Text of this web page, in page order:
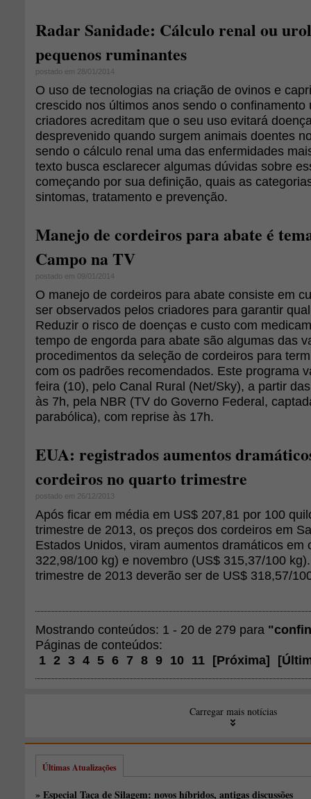
Radar Sanidade: Cálculo renal ou
pequenos ruminantes
postado em 28/01/2014
O uso de tecnologias na criação de ovinos e
crescido nos últimos anos sendo o confinamento
criadores acreditam que o seu uso evitará
desprevenido quando surgem animais doentes
sendo o cálculo renal uma das enfermidades
texto busca esclarecer algumas dúvidas sobre
começando por sua definição, quais as
sintomas, tratamento e prevenção.
Manejo de cordeiros para abate é
Campo na TV
postado em 09/01/2014
O manejo de cordeiros para abate consiste em
ser observados pelos criadores para garantir
Reduzir o risco de doenças e custo com
tempo de engorda para abate são algumas das
procedimentos da seleção de cordeiros para
com os padrões recomendados. Este programa
feira (10), pelo Canal Rural (Net/Sky), a partir
às 7h, pela NBR (TV do Governo Federal,
parabólica), com reprise às 17h.
EUA: registrados aumentos
cordeiros no quarto trimestre
postado em 26/12/2013
Após ficar em média em US$ 207,81 por 100
trimestre de 2013, os preços dos cordeiros em
Estados Unidos, viram aumentos dramáticos em
322,98/100 kg) e novembro (US$ 315,37/100
trimestre de 2013 deverão ser de US$ 318,57/
Mostrando conteúdos: 1 - 20 de 279 para
Páginas de conteúdos:
1 2 3 4 5 6 7 8 9 10 11 [Próxima] [
Carregar mais notícias
Últimas Atualizações
» Especial Taça de Silagem: novos híbridos, antigas discussões